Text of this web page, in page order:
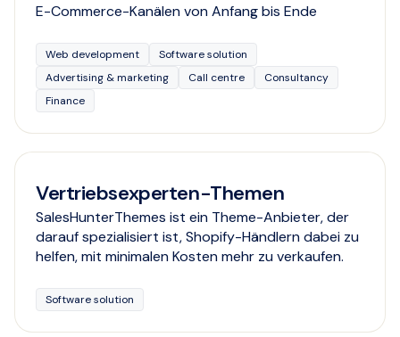
E-Commerce-Kanälen von Anfang bis Ende
Web development
Software solution
Advertising & marketing
Call centre
Consultancy
Finance
Vertriebsexperten-Themen
SalesHunterThemes ist ein Theme-Anbieter, der
darauf spezialisiert ist, Shopify-Händlern dabei zu
helfen, mit minimalen Kosten mehr zu verkaufen.
Software solution